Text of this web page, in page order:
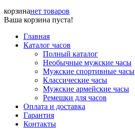
корзинанет товаров
Ваша корзина пуста!
Главная
Каталог часов
Полный каталог
Необычные мужские часы
Мужские спортивные часы
Классические часы
Мужские армейские часы
Ремешки для часов
Оплата и доставка
Гарантия
Контакты